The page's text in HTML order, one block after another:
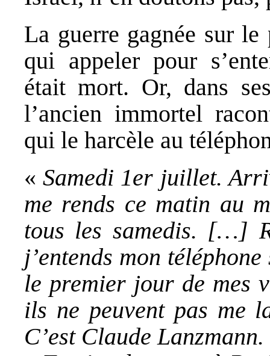
La guerre gagnée sur le
qui appeler pour
était mort. Or, dans
l’ancien immortel
qui le harcèle au
«Samedi 1er juillet.
me rends ce matin au
tous les samedis. […]
j’entends mon
le premier jour de mes
ils ne peuvent pas me
C’est Claude Lanzmann.